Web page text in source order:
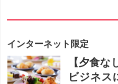
インターネット限定
【夕食な
ビジネス